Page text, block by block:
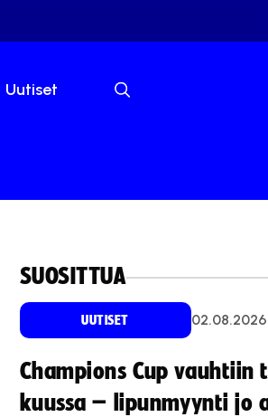
Uutiset
SUOSITTUA
UUTISET 02.08.2026
Champions Cup vauhtiin
kuussa – lipunmyynti jo